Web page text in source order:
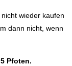
wieder kaufen
dann nicht, wenn
Pfoten.